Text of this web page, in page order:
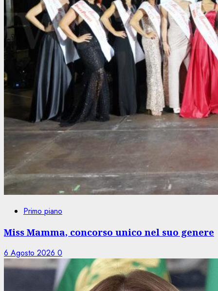
Primo piano
Miss Mamma, concorso unico nel suo genere
6 Agosto 2026 0